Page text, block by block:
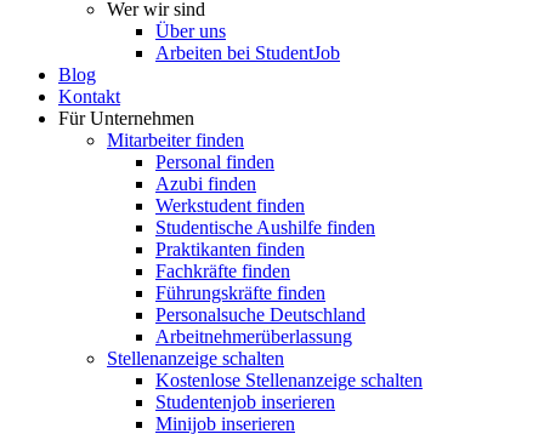
Wer wir sind
Über uns
Arbeiten bei StudentJob
Blog
Kontakt
Für Unternehmen
Mitarbeiter finden
Personal finden
Azubi finden
Werkstudent finden
Studentische Aushilfe finden
Praktikanten finden
Fachkräfte finden
Führungskräfte finden
Personalsuche Deutschland
Arbeitnehmerüberlassung
Stellenanzeige schalten
Kostenlose Stellenanzeige schalten
Studentenjob inserieren
Minijob inserieren